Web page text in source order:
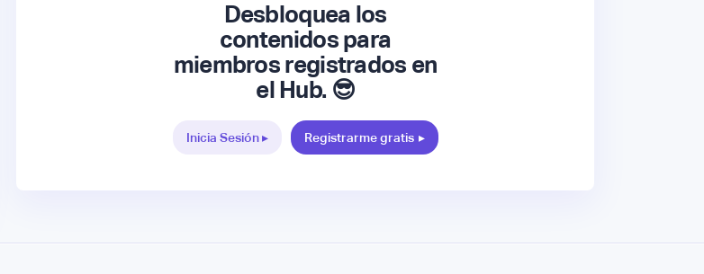
Desbloquea los
contenidos para
miembros registrados en
el Hub. 😎
Inicia Sesión ▸ Registrarme gratis ▸